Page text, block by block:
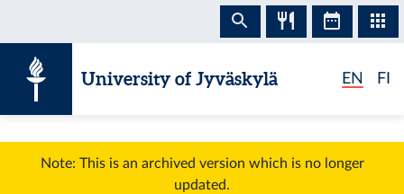
University of Jyväskylä EN FI
Note: This is an archived version which is no longer
updated.